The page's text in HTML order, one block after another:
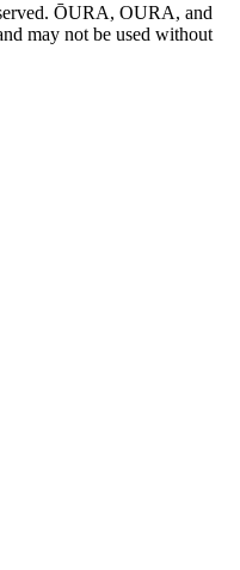
ŌURA, OURA, and
may not be used without